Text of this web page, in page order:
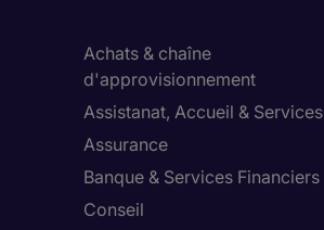
Achats & chaîne
d'approvisionnement
Assistanat, Accueil & Services
Assurance
Banque & Services Financiers
Conseil